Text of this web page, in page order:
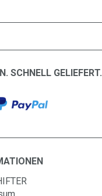
SCHNELL GELIEFERT.